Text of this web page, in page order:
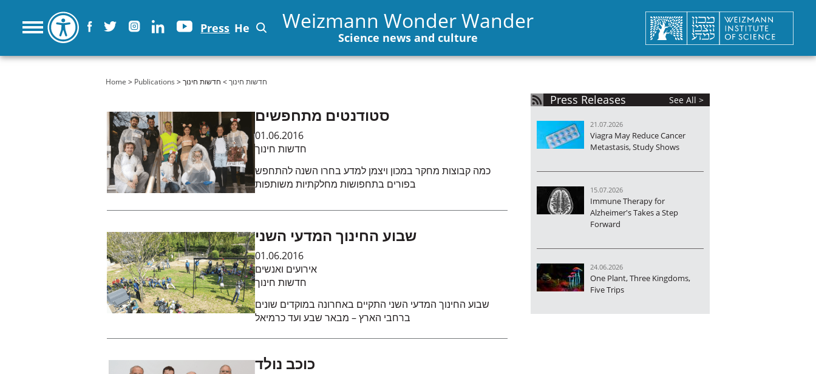
Press He Weizmann Wonder Wander
Science news and culture
You are here
Home > Publications > חדשות חינוך> חדשות חינוך
סטודנטים מתחפשים
01.06.2016
חדשות חינוך
כמה קבוצות מחקר במכון ויצמן למדע בחרו השנה להתחפש
בפורים בתחפושות מחלקתיות משותפות
שבוע החינוך המדעי השני
01.06.2016
אירועים ואנשים
חדשות חינוך
שבוע החינוך המדעי השני התקיים באחרונה במוקדים שונים
ברחבי הארץ – מבאר שבע ועד כרמיאל
כוכב נולד
Press Releases See All >
21.07.2026
Viagra May Reduce Cancer
Metastasis, Study Shows
15.07.2026
Immune Therapy for
Alzheimer's Takes a Step
Forward
24.06.2026
One Plant, Three Kingdoms,
Five Trips